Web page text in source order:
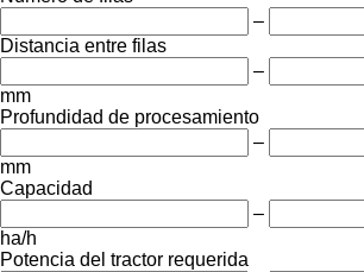
–
Distancia entre filas
–
mm
Profundidad de procesamiento
–
mm
Capacidad
–
ha/h
Potencia del tractor requerida